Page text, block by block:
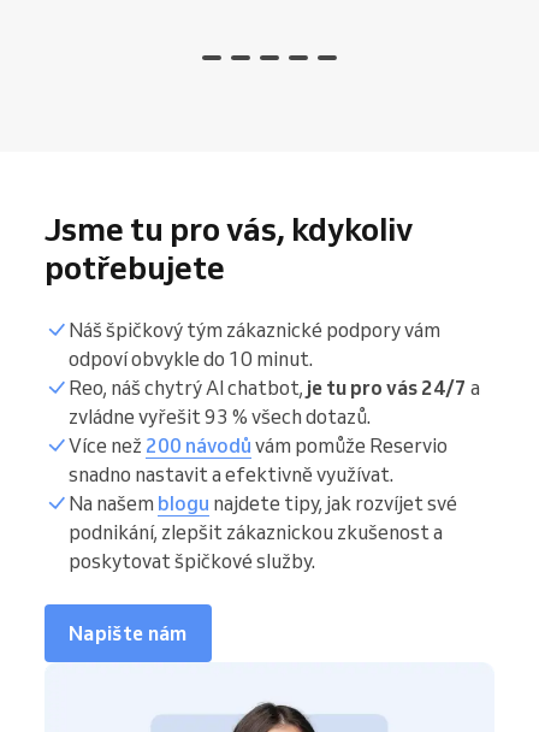
Jsme tu pro vás, kdykoliv
potřebujete
Náš špičkový tým zákaznické podpory vám
odpoví obvykle do 10 minut.
Reo, náš chytrý AI chatbot, je tu pro vás 24/7 a
zvládne vyřešit 93 % všech dotazů.
Více než 200 návodů vám pomůže Reservio
snadno nastavit a efektivně využívat.
Na našem blogu najdete tipy, jak rozvíjet své
podnikání, zlepšit zákaznickou zkušenost a
poskytovat špičkové služby.
Napište nám